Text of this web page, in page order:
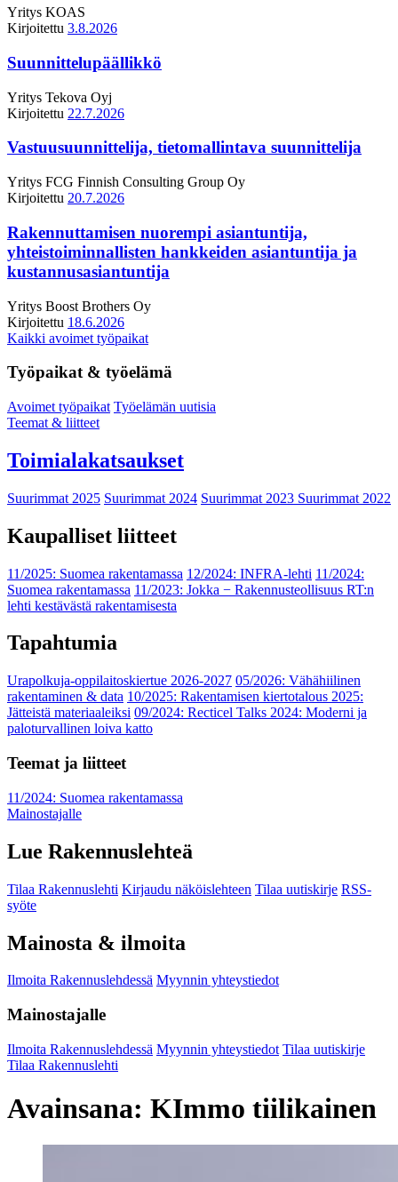
Yritys KOAS
Kirjoitettu 3.8.2026
Suunnittelupäällikkö
Yritys Tekova Oyj
Kirjoitettu 22.7.2026
Vastuusuunnittelija, tietomallintava suunnittelija
Yritys FCG Finnish Consulting Group Oy
Kirjoitettu 20.7.2026
Rakennuttamisen nuorempi asiantuntija,
yhteistoiminnallisten hankkeiden asiantuntija ja
kustannusasiantuntija
Yritys Boost Brothers Oy
Kirjoitettu 18.6.2026
Kaikki avoimet työpaikat
Työpaikat & työelämä
Avoimet työpaikat Työelämän uutisia
Teemat & liitteet
Toimialakatsaukset
Suurimmat 2025 Suurimmat 2024 Suurimmat 2023 Suurimmat 2022
Kaupalliset liitteet
11/2025: Suomea rakentamassa 12/2024: INFRA-lehti 11/2024:
Suomea rakentamassa 11/2023: Jokka − Rakennusteollisuus RT:n
lehti kestävästä rakentamisesta
Tapahtumia
Urapolkuja-oppilaitoskiertue 2026-2027 05/2026: Vähähiilinen
rakentaminen & data 10/2025: Rakentamisen kiertotalous 2025:
Jätteistä materiaaleiksi 09/2024: Recticel Talks 2024: Moderni ja
paloturvallinen loiva katto
Teemat ja liitteet
11/2024: Suomea rakentamassa
Mainostajalle
Lue Rakennuslehteä
Tilaa Rakennuslehti Kirjaudu näköislehteen Tilaa uutiskirje RSS-
syöte
Mainosta & ilmoita
Ilmoita Rakennuslehdessä Myynnin yhteystiedot
Mainostajalle
Ilmoita Rakennuslehdessä Myynnin yhteystiedot Tilaa uutiskirje
Tilaa Rakennuslehti
Avainsana: KImmo tiilikainen